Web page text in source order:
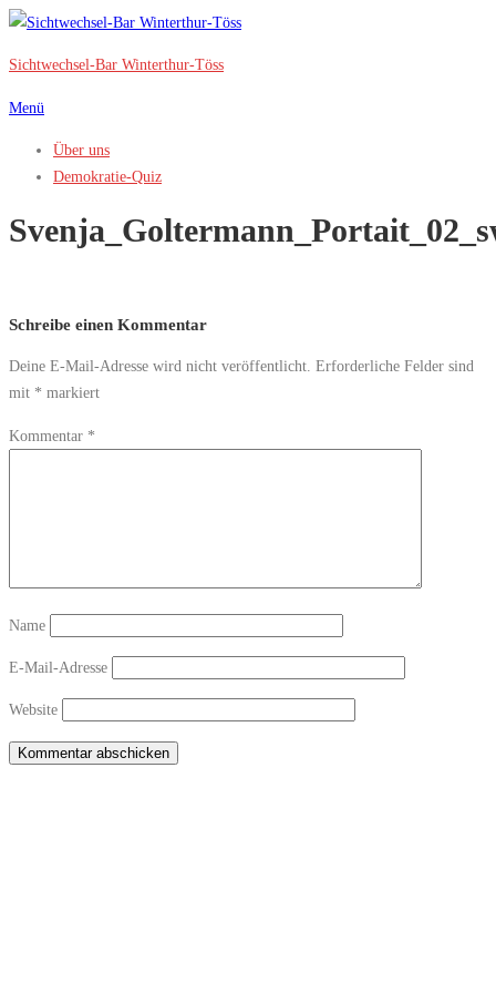
Zum
springen
Sichtwechsel-Bar Winterthur-Töss
Menü
Über uns
Demokratie-Quiz
Schreibe einen Kommentar
Deine E-Mail-Adresse wird nicht veröffentlicht. Erforderliche Felder sind
mit * markiert
Kommentar *
Name
E-Mail-Adresse
Website